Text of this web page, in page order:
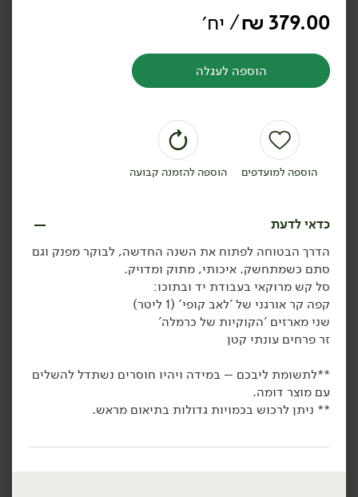
מארז 'Rise and Shine'
יח׳
299.00
₪/ יח׳
מארז סל לשבת (בימים ה'-
ו')
469.00
379.00
₪/ יח׳
הוספה לעגלה
הוספה למועדפים הוספה להזמנה קבועה
כדאי לדעת
הדרך הבטוחה לפתוח את השנה החדשה, לבוקר מפנק וגם
סתם כשמתחשק. איכותי, מתוק ומדויק.
סל קש מרוקאי בעבודת יד ובתוכו:
קפה קר אורגני של 'לאב קופי' (1 ליטר)
שני מארזים 'הקוקיות של כרמלה'
זר פרחים עונתי קטן
**לתשומת ליבכם – במידה ויהיו חוסרים נשתדל להשלים
עם מוצר דומה.
** ניתן לרכוש בכמויות גדולות בתיאום מראש.